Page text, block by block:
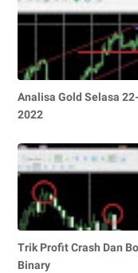
Analisa Gold Selasa
2022
Trik Profit Crash Dan
Binary